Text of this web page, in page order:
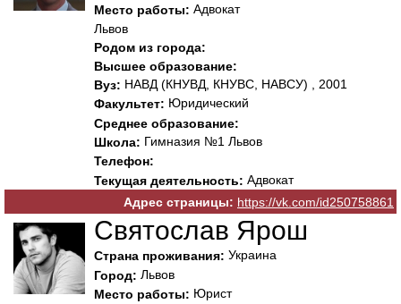
Место работы: Адвокат
Львов
Родом из города:
Высшее образование:
Вуз: НАВД (КНУВД, КНУВС, НАВСУ) , 2001
Факультет: Юридический
Среднее образование:
Школа: Гимназия №1 Львов
Телефон:
Текущая деятельность: Адвокат
Адрес страницы: https://vk.com/id250758861
Святослав Ярош
Страна проживания: Украина
Город: Львов
Место работы: Юрист